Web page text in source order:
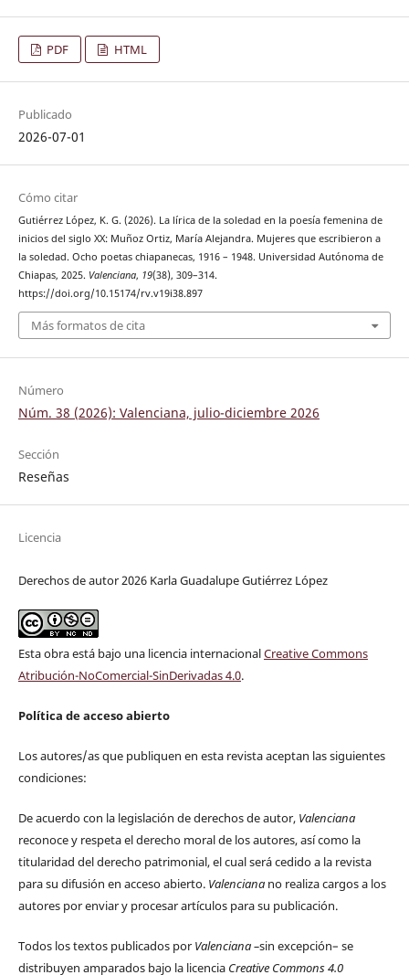
PDF HTML
Publicado
2026-07-01
Cómo citar
Gutiérrez López, K. G. (2026). La lírica de la soledad en la poesía femenina de
inicios del siglo XX: Muñoz Ortiz, María Alejandra. Mujeres que escribieron a
la soledad. Ocho poetas chiapanecas, 1916 – 1948. Universidad Autónoma de
Chiapas, 2025. Valenciana, 19(38), 309–314.
https://doi.org/10.15174/rv.v19i38.897
Más formatos de cita
Número
Núm. 38 (2026): Valenciana, julio-diciembre 2026
Sección
Reseñas
Licencia
Derechos de autor 2026 Karla Guadalupe Gutiérrez López
Esta obra está bajo una licencia internacionalCreative Commons
Atribución-NoComercial-SinDerivadas 4.0.
Política de acceso abierto
Los autores/as que publiquen en esta revista aceptan las siguientes
condiciones:
De acuerdo con la legislación de derechos de autor, Valenciana
reconoce y respeta el derecho moral de los autores, así como la
titularidad del derecho patrimonial, el cual será cedido a la revista
para su difusión en acceso abierto. Valencianano realiza cargos a los
autores por enviar y procesar artículos para su publicación.
Todos los textos publicados por Valenciana–sin excepción– se
distribuyen amparados bajo la licencia Creative Commons 4.0